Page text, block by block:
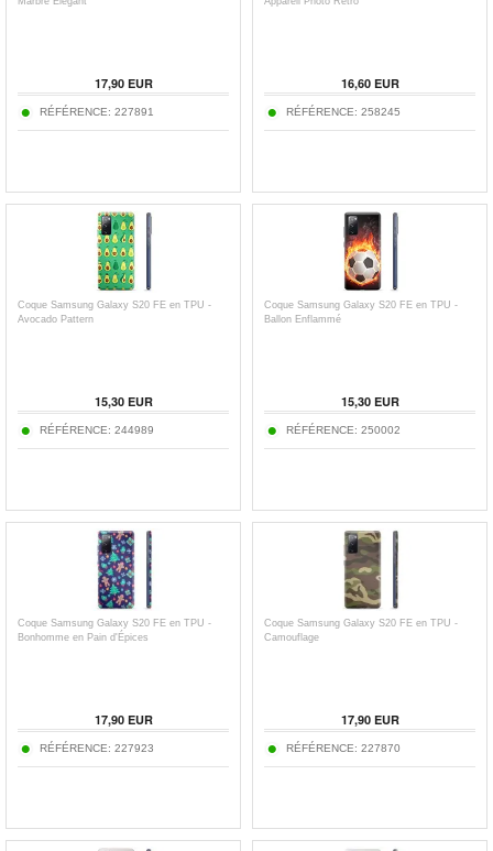
17,90EUR
RÉFÉRENCE: 227891
16,60EUR
RÉFÉRENCE: 258245
Coque Samsung Galaxy S20 FE en TPU -
Avocado Pattern
15,30EUR
RÉFÉRENCE: 244989
Coque Samsung Galaxy S20 FE en TPU -
Ballon Enflammé
15,30EUR
RÉFÉRENCE: 250002
Coque Samsung Galaxy S20 FE en TPU -
Bonhomme en Pain d'Épices
17,90EUR
RÉFÉRENCE: 227923
Coque Samsung Galaxy S20 FE en TPU -
Camouflage
17,90EUR
RÉFÉRENCE: 227870